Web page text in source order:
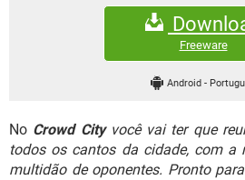
EXCEL
INSTAGRAM
GUIA DE COMPRAS
Freeware
Android -
No Crowd Cityvocê vai ter que
todos os cantos da cidade, com a
multidão de oponentes. Pronto